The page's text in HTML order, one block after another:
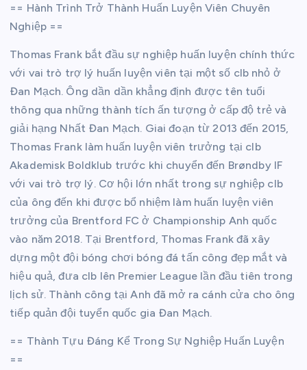
== Hành Trình Trở Thành Huấn Luyện Viên Chuyên
Nghiệp ==
Thomas Frank bắt đầu sự nghiệp huấn luyện chính thức
với vai trò trợ lý huấn luyện viên tại một số clb nhỏ ở
Đan Mạch. Ông dần dần khẳng định được tên tuổi
thông qua những thành tích ấn tượng ở cấp độ trẻ và
giải hạng Nhất Đan Mạch. Giai đoạn từ 2013 đến 2015,
Thomas Frank làm huấn luyện viên trưởng tại clb
Akademisk Boldklub trước khi chuyển đến Brøndby IF
với vai trò trợ lý. Cơ hội lớn nhất trong sự nghiệp clb
của ông đến khi được bổ nhiệm làm huấn luyện viên
trưởng của Brentford FC ở Championship Anh quốc
vào năm 2018. Tại Brentford, Thomas Frank đã xây
dựng một đội bóng chơi bóng đá tấn công đẹp mắt và
hiệu quả, đưa clb lên Premier League lần đầu tiên trong
lịch sử. Thành công tại Anh đã mở ra cánh cửa cho ông
tiếp quản đội tuyển quốc gia Đan Mạch.
== Thành Tựu Đáng Kể Trong Sự Nghiệp Huấn Luyện
==